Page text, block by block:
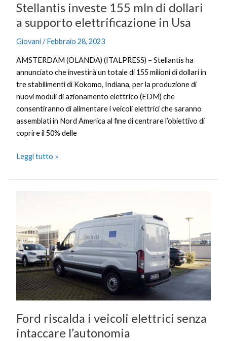
Stellantis investe 155 mln di dollari
a supporto elettrificazione in Usa
Giovani/Febbraio 28, 2023
AMSTERDAM (OLANDA) (ITALPRESS) – Stellantis ha
annunciato che investirà un totale di 155 milioni di dollari in
tre stabilimenti di Kokomo, Indiana, per la produzione di
nuovi moduli di azionamento elettrico (EDM) che
consentiranno di alimentare i veicoli elettrici che saranno
assemblati in Nord America al fine di centrare l’obiettivo di
coprire il 50% delle
Leggi tutto »
Ford riscalda i veicoli elettrici senza
intaccare l’autonomia
veicoli
elettrici
senza
intaccare
l’autonomia